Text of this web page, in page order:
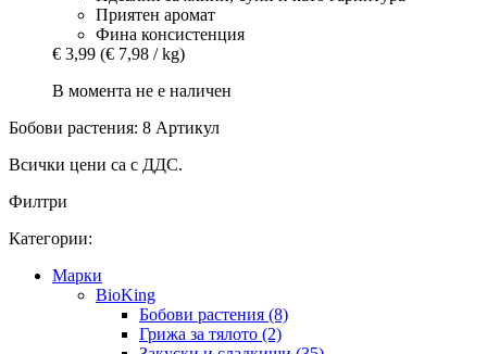
Приятен аромат
Фина консистенция
€ 3,99 (€ 7,98 / kg)
В момента не е наличен
Бобови растения: 8 Артикул
Всички цени са с ДДС.
Филтри
Категории:
Марки
BioKing
Бобови растения (8)
Грижа за тялото (2)